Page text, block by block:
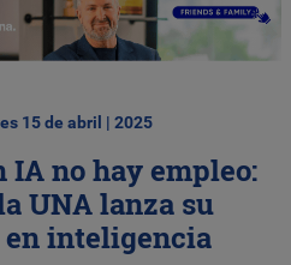
15 de abril | 2025
IA no hay empleo:
UNA lanza su
inteligencia